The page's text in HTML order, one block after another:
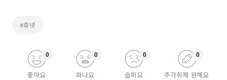
#휴넷
좋아요
0
화나요
0
슬퍼요
0
추가취재 원해요
0